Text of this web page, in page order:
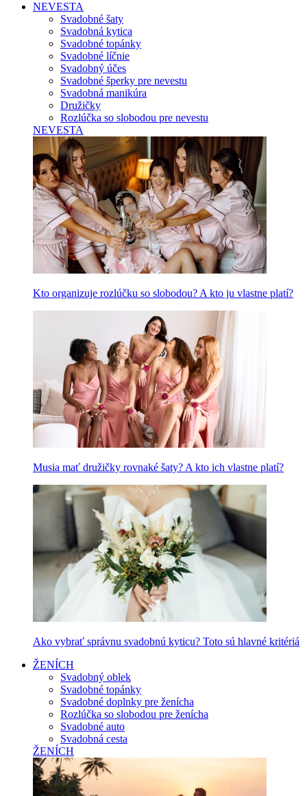
NEVESTA
Svadobné šaty
Svadobná kytica
Svadobné topánky
Svadobné líčnie
Svadobný účes
Svadobné šperky pre nevestu
Svadobná manikúra
Družičky
Rozlúčka so slobodou pre nevestu
NEVESTA
Kto organizuje rozlúčku so slobodou? A kto ju vlastne platí?
Musia mať družičky rovnaké šaty? A kto ich vlastne platí?
Ako vybrať správnu svadobnú kyticu? Toto sú hlavné kritériá
ŽENÍCH
Svadobný oblek
Svadobné topánky
Svadobné doplnky pre ženícha
Rozlúčka so slobodou pre ženícha
Svadobné auto
Svadobná cesta
ŽENÍCH